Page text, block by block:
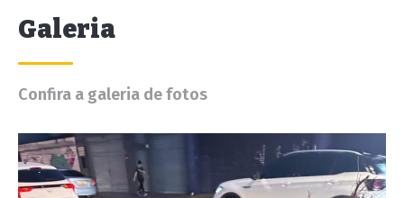
Galeria
Confira a galeria de fotos